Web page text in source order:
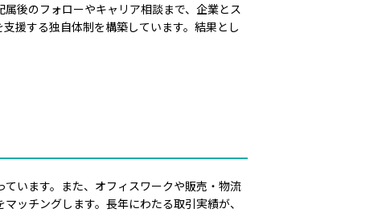
後のフォローやキャリア相談まで、企業とス
援する独自体制を構築しています。結果とし
います。また、オフィスワークや販売・物流
ッチングします。長年にわたる取引実績が、